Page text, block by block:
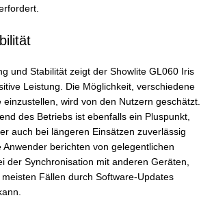
und Stabilität zeigt der Showlite GL060 Iris
Leistung. Die Möglichkeit, verschiedene
einzustellen, wird von den Nutzern geschätzt.
des Betriebs ist ebenfalls ein Pluspunkt,
auch bei längeren Einsätzen zuverlässig
Anwender berichten von gelegentlichen
der Synchronisation mit anderen Geräten,
Fällen durch Software-Updates